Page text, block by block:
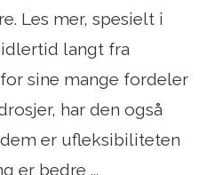
Les mer, spesielt i
langt fra
sine mange fordeler
har den også
er ufleksibiliteten
er bedre ...